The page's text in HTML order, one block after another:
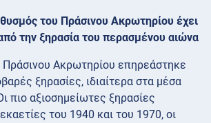
του Πράσινου Ακρωτηρίου έχει
την ξηρασία του περασμένου αιώνα
Ακρωτηρίου επηρεάστηκε
ξηρασίες, ιδιαίτερα στα μέσα
πιο αξιοσημείωτες ξηρασίες
του 1940 και του 1970, οι